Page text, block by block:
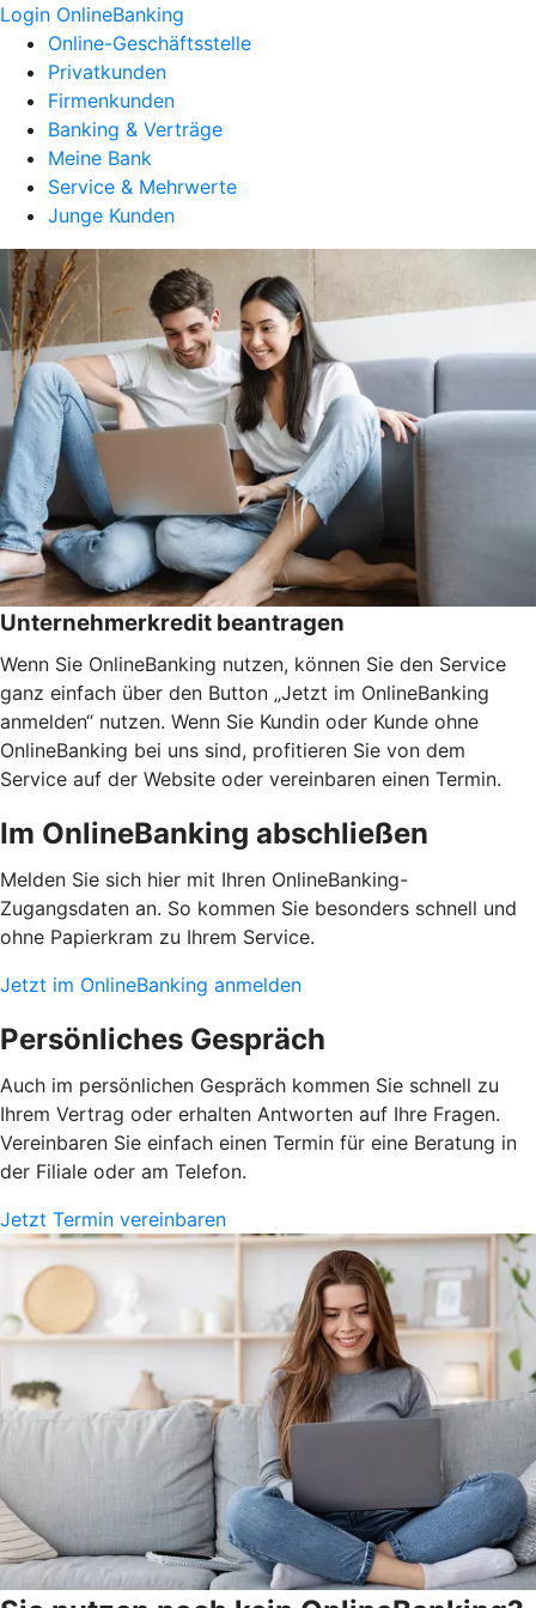
Login OnlineBanking
Online-Geschäftsstelle
Privatkunden
Firmenkunden
Banking & Verträge
Meine Bank
Service & Mehrwerte
Junge Kunden
Unternehmerkredit beantragen
Wenn Sie OnlineBanking nutzen, können Sie den Service
ganz einfach über den Button „Jetzt im OnlineBanking
anmelden“ nutzen. Wenn Sie Kundin oder Kunde ohne
OnlineBanking bei uns sind, profitieren Sie von dem
Service auf der Website oder vereinbaren einen Termin.
Im OnlineBanking abschließen
Melden Sie sich hier mit Ihren OnlineBanking-
Zugangsdaten an. So kommen Sie besonders schnell und
ohne Papierkram zu Ihrem Service.
Jetzt im OnlineBanking anmelden
Persönliches Gespräch
Auch im persönlichen Gespräch kommen Sie schnell zu
Ihrem Vertrag oder erhalten Antworten auf Ihre Fragen.
Vereinbaren Sie einfach einen Termin für eine Beratung in
der Filiale oder am Telefon.
Jetzt Termin vereinbaren